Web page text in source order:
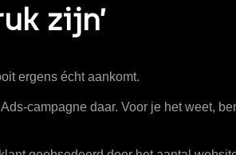
zijn’
ergens écht aankomt.
campagne daar. Voor je het weet,